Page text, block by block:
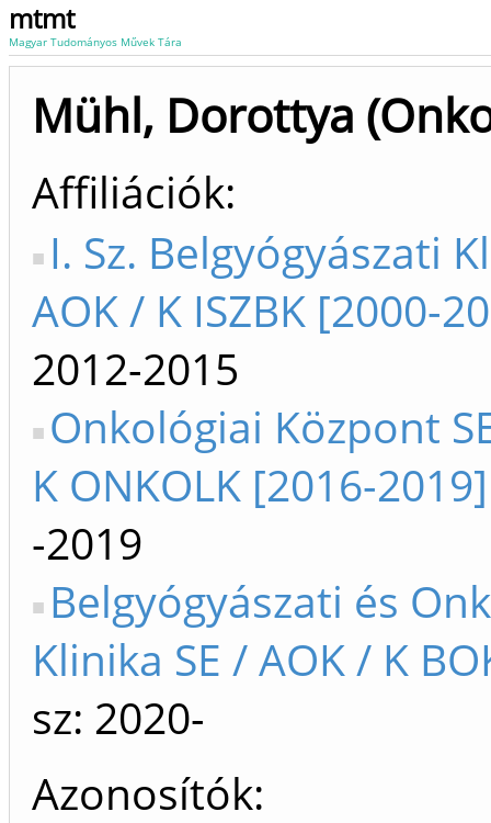
mtmt
Magyar Tudományos Művek Tára
Mühl, Dorottya
Affiliációk
I. Sz. Belgyógyászati
AOK / K ISZBK [2000-
2012-2015
Onkológiai Központ
K ONKOLK [2016-2019]
-2019
Belgyógyászati és
Klinika SE / AOK / K
sz: 2020-
Azonosítók